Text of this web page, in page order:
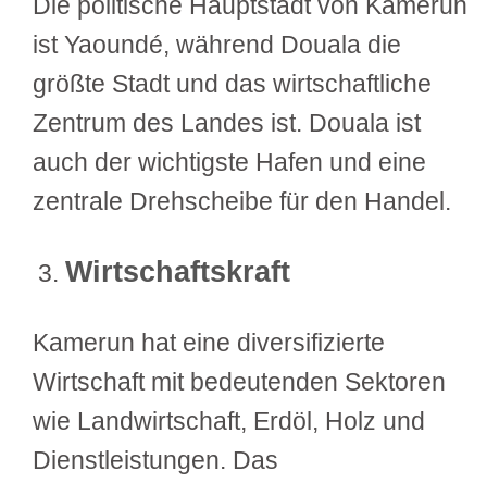
ist Yaoundé, während Douala die
größte Stadt und das wirtschaftliche
Zentrum des Landes ist. Douala ist
auch der wichtigste Hafen und eine
zentrale Drehscheibe für den Handel.
Wirtschaftskraft
Kamerun hat eine diversifizierte
Wirtschaft mit bedeutenden Sektoren
wie Landwirtschaft, Erdöl, Holz und
Dienstleistungen. Das